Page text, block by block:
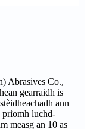
Abrasives Co.,
gearraidh is
ann
prìomh luchd-
measg an 10 as